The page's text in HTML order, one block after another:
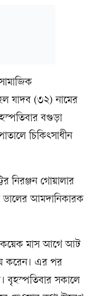
যাদব (৩২) নামের
বগুড়া
চিকিৎসাধীন
নিরঞ্জন গোয়ালার
ডালের আমদানিকারক
কয়েক মাস আগে আট
করেন। এর পর
বৃহস্পতিবার সকালে